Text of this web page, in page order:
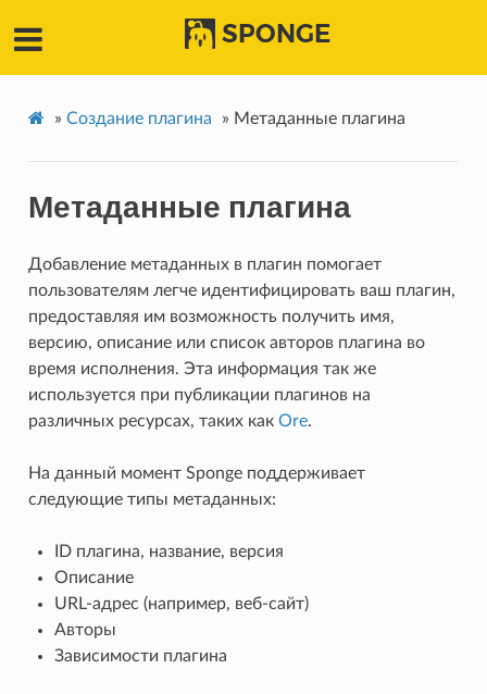
SPONGE
» Создание плагина » Метаданные плагина
Метаданные плагина
Добавление метаданных в плагин помогает
пользователям легче идентифицировать ваш плагин,
предоставляя им возможность получить имя,
версию, описание или список авторов плагина во
время исполнения. Эта информация так же
используется при публикации плагинов на
различных ресурсах, таких как Ore.
На данный момент Sponge поддерживает
следующие типы метаданных:
ID плагина, название, версия
Описание
URL-адрес (например, веб-сайт)
Авторы
Зависимости плагина